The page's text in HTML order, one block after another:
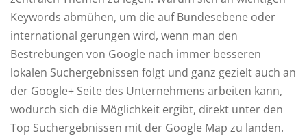
Keywords abmühen, um die auf Bundesebene oder
international gerungen wird, wenn man den
Bestrebungen von Google nach immer besseren
lokalen Suchergebnissen folgt und ganz gezielt auch an
der Google+ Seite des Unternehmens arbeiten kann,
wodurch sich die Möglichkeit ergibt, direkt unter den
Top Suchergebnissen mit der Google Map zu landen.